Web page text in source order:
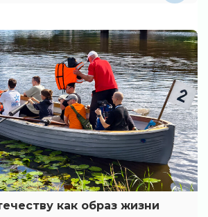
как образ жизни